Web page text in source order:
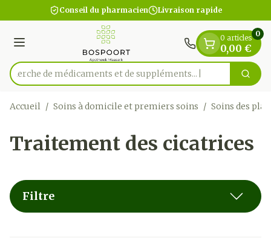
Aller au contenu
1 de 1
Conseil du pharmacien Livraison rapide
Menu
Rechercher
Recherche de médicaments et d
0 articles
0,00 €
0
Accueil / Soins à domicile et premiers soins / Soins des
Traitement des cicatrices
Filtre